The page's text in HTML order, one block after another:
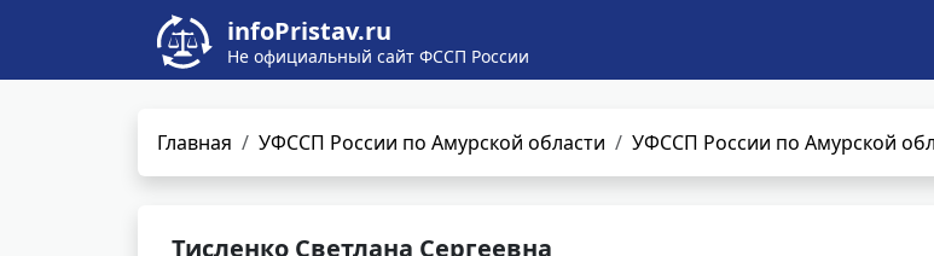
infoPristav.ru
Не официальный сайт ФССП России
Главная УФССП России по Амурской области УФССП России по Амурской
Тисленко Светлана Сергеевна